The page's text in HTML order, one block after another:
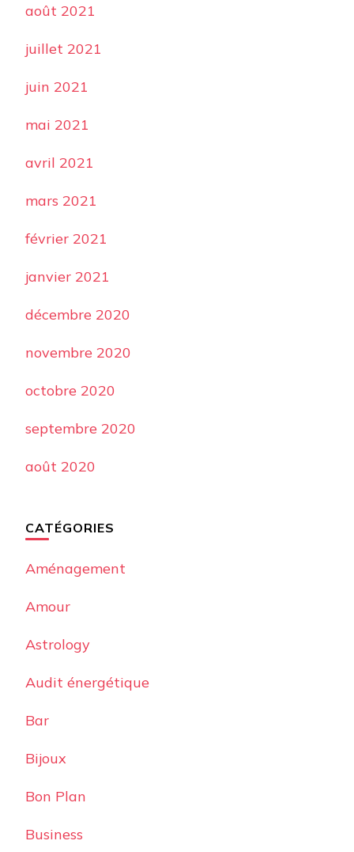
août 2021
juillet 2021
juin 2021
mai 2021
avril 2021
mars 2021
février 2021
janvier 2021
décembre 2020
novembre 2020
octobre 2020
septembre 2020
août 2020
CATÉGORIES
Aménagement
Amour
Astrology
Audit énergétique
Bar
Bijoux
Bon Plan
Business